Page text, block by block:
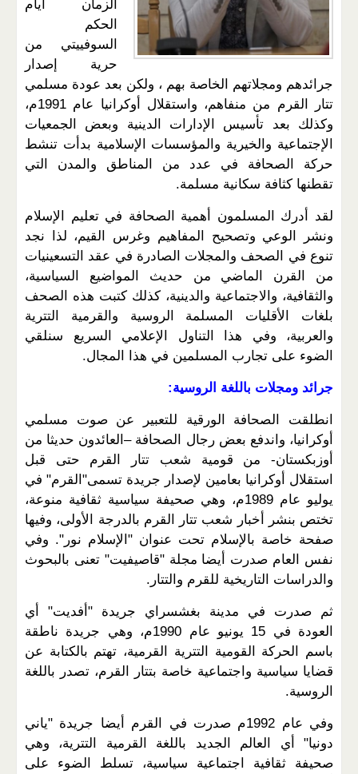
الزمان أيام
الحكم
السوفييتي من
حرية إصدار
جرائدهم ومجلاتهم الخاصة بهم ، ولكن بعد عودة مسلمي
تتار القرم من منفاهم، واستقلال أوكرانيا عام 1991م،
وكذلك بعد تأسيس الإدارات الدينية وبعض الجمعيات
الإجتماعية والخيرية والمؤسسات الإسلامية بدأت تنشط
حركة الصحافة في عدد من المناطق والمدن التي
تقطنها كثافة سكانية مسلمة.
لقد أدرك المسلمون أهمية الصحافة في تعليم الإسلام
ونشر الوعي وتصحيح المفاهيم وغرس القيم، لذا نجد
تنوع في الصحف والمجلات الصادرة في عقد التسعينيات
من القرن الماضي من حديث المواضيع السياسية،
والثقافية، والاجتماعية والدينية، كذلك كتبت هذه الصحف
بلغات الأقليات المسلمة الروسية والقرمية التترية
والعربية، وفي هذا التناول الإعلامي السريع سنلقي
الضوء على تجارب المسلمين في هذا المجال.
جرائد ومجلات باللغة الروسية:
انطلقت الصحافة الورقية للتعبير عن صوت مسلمي
أوكرانيا، واندفع بعض رجال الصحافة –العائدون حديثا من
أوزبكستان- من قومية شعب تتار القرم حتى قبل
استقلال أوكرانيا بعامين لإصدار جريدة تسمى"القرم" في
يوليو عام 1989م، وهي صحيفة سياسية ثقافية منوعة،
تختص بنشر أخبار شعب تتار القرم بالدرجة الأولى، وفيها
صفحة خاصة بالإسلام تحت عنوان "الإسلام نور". وفي
نفس العام صدرت أيضا مجلة "قاصيفيت" تعنى بالبحوث
والدراسات التاريخية للقرم والتتار.
ثم صدرت في مدينة بغشسراي جريدة "أفديت" أي
العودة في 15 يونيو عام 1990م، وهي جريدة ناطقة
باسم الحركة القومية التترية القرمية، تهتم بالكتابة عن
قضايا سياسية واجتماعية خاصة بتتار القرم، تصدر باللغة
الروسية.
وفي عام 1992م صدرت في القرم أيضا جريدة "ياني
دونيا" أي العالم الجديد باللغة القرمية التترية، وهي
صحيفة ثقافية اجتماعية سياسية، تسلط الضوء على